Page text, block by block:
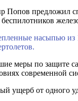
Попов предложил
насыпью
меры по защите
современной
ущерб от одного